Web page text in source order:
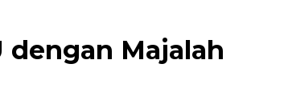
dengan Majalah